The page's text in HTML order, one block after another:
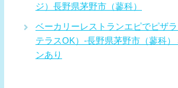
ジ）長野県茅野市（蓼科）
ベーカリーレストランエピでピザ
テラスOK）-長野県茅野市（蓼科）
ンあり